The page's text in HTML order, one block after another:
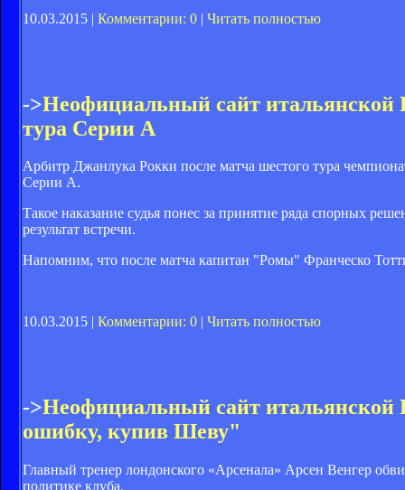
10.03.2015 | Комментарии: 0 | Читать полностью
->Неофициальный сайт итальянской
тура Серии А
Арбитр Джанлука Рокки после матча шестого тура
Серии А.
Такое наказание судья понес за принятие ряда спорных
результат встречи.
Напомним, что после матча капитан "Ромы" Франческо
10.03.2015 | Комментарии: 0 Читать полностью
->Неофициальный сайт итальянской
ошибку, купив Шеву"
Главный тренер лондонского «Арсенала» Арсен Венгер
политике клуба.